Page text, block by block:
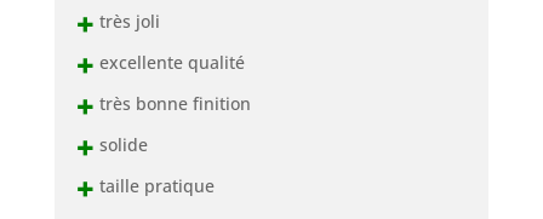
+ très joli
+ excellente qualité
+ très bonne finition
+ solide
+ taille pratique